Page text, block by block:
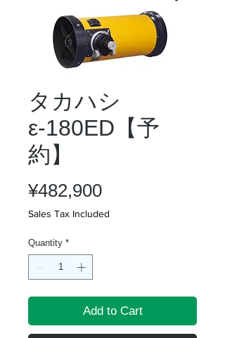
タカハシ
ε-180ED【予
約】
¥482,900Price
Sales Tax Included
Quantity *
Add to Cart